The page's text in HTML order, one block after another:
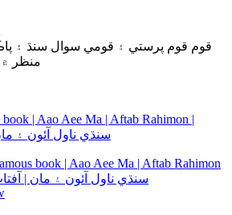
قوم قوم پرستي ۽ قومي سوال سنڌ ۽
منظر ۾